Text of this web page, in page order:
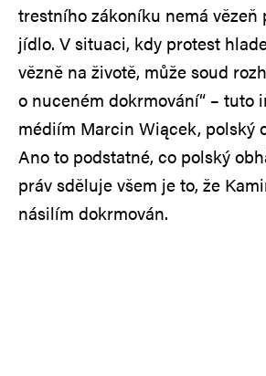
trestního zákoníku nemá vězeň
jídlo. V situaci, kdy protest
vězně na životě, může soud
o nuceném dokrmování“ – tuto
médiím Marcin Wiącek, polský
Ano to podstatné, co polský
práv sděluje všem je to, že
násilím dokrmován.